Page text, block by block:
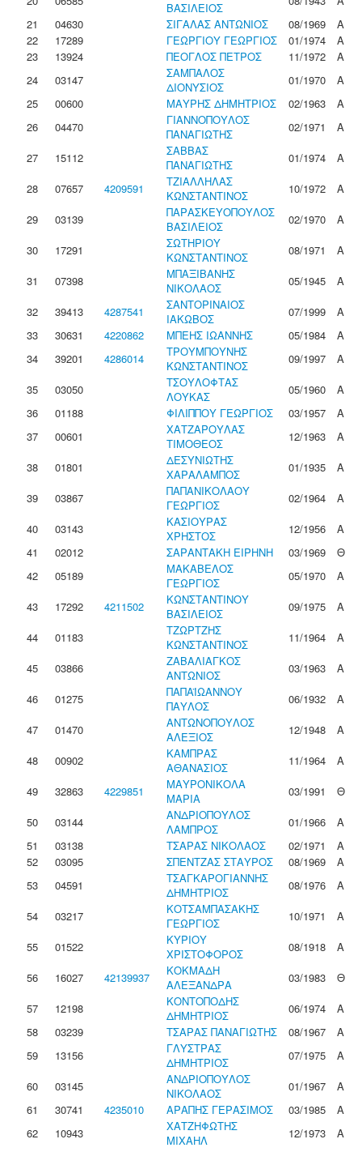
ΒΑΣΙΛΕΙΟΣ
21
04630 ΣΙΓΑΛΑΣ ΑΝΤΩΝΙΟΣ 08/1969
Α
22
17289 ΓΕΩΡΓΙΟΥ ΓΕΩΡΓΙΟΣ 01/1974
Α
23
13924 ΠΕΟΓΛΟΣ ΠΕΤΡΟΣ 11/1972
Α
24
03147
ΣΑΜΠΑΛΟΣ
ΔΙΟΝΥΣΙΟΣ
01/1970
Α
25
00600 ΜΑΥΡΗΣ ΔΗΜΗΤΡΙΟΣ 02/1963
Α
26
04470
ΓΙΑΝΝΟΠΟΥΛΟΣ
ΠΑΝΑΓΙΩΤΗΣ
02/1971
Α
27
15112
ΣΑΒΒΑΣ
ΠΑΝΑΓΙΩΤΗΣ
01/1974
Α
28
07657 4209591
ΤΖΙΑΛΛΗΛΑΣ
ΚΩΝΣΤΑΝΤΙΝΟΣ
10/1972
Α
29
03139
ΠΑΡΑΣΚΕΥΟΠΟΥΛΟΣ
ΒΑΣΙΛΕΙΟΣ
02/1970
Α
30
17291
ΣΩΤΗΡΙΟΥ
ΚΩΝΣΤΑΝΤΙΝΟΣ
08/1971
Α
31
07398
ΜΠΑΞΙΒΑΝΗΣ
ΝΙΚΟΛΑΟΣ
05/1945
Α
32
39413 4287541
ΣΑΝΤΟΡΙΝΑΙΟΣ
ΙΑΚΩΒΟΣ
07/1999
Α
33
30631 4220862 ΜΠΕΗΣ ΙΩΑΝΝΗΣ 05/1984
Α
34
39201 4286014
ΤΡΟΥΜΠΟΥΝΗΣ
ΚΩΝΣΤΑΝΤΙΝΟΣ
09/1997
Α
35
03050
ΤΣΟΥΛΟΦΤΑΣ
ΛΟΥΚΑΣ
05/1960
Α
36
01188 ΦΙΛΙΠΠΟΥ ΓΕΩΡΓΙΟΣ 03/1957
Α
37
00601
ΧΑΤΖΑΡΟΥΛΑΣ
ΤΙΜΟΘΕΟΣ
12/1963
Α
38
01801
ΔΕΣΥΝΙΩΤΗΣ
ΧΑΡΑΛΑΜΠΟΣ
01/1935
Α
39
03867
ΠΑΠΑΝΙΚΟΛΑΟΥ
ΓΕΩΡΓΙΟΣ
02/1964
Α
40
03143
ΚΑΣΙΟΥΡΑΣ
ΧΡΗΣΤΟΣ
12/1956
Α
41
02012 ΣΑΡΑΝΤΑΚΗ ΕΙΡΗΝΗ 03/1969
Θ
42
05189
ΜΑΚΑΒΕΛΟΣ
ΓΕΩΡΓΙΟΣ
05/1970
Α
43
17292 4211502
ΚΩΝΣΤΑΝΤΙΝΟΥ
ΒΑΣΙΛΕΙΟΣ
09/1975
Α
44
01183
ΤΖΩΡΤΖΗΣ
ΚΩΝΣΤΑΝΤΙΝΟΣ
11/1964
Α
45
03866
ΖΑΒΑΛΙΑΓΚΟΣ
ΑΝΤΩΝΙΟΣ
03/1963
Α
46
01275
ΠΑΠΑΪΩΑΝΝΟΥ
ΠΑΥΛΟΣ
06/1932
Α
47
01470
ΑΝΤΩΝΟΠΟΥΛΟΣ
ΑΛΕΞΙΟΣ
12/1948
Α
48
00902
ΚΑΜΠΡΑΣ
ΑΘΑΝΑΣΙΟΣ
11/1964
Α
49
32863 4229851
ΜΑΥΡΟΝΙΚΟΛΑ
ΜΑΡΙΑ
03/1991
Θ
50
03144
ΑΝΔΡΙΟΠΟΥΛΟΣ
ΛΑΜΠΡΟΣ
01/1966
Α
51
03138 ΤΣΑΡΑΣ ΝΙΚΟΛΑΟΣ 02/1971
Α
52
03095 ΣΠΕΝΤΖΑΣ ΣΤΑΥΡΟΣ 08/1969
Α
53
04591
ΤΣΑΓΚΑΡΟΓΙΑΝΝΗΣ
ΔΗΜΗΤΡΙΟΣ
08/1976
Α
54
03217
ΚΟΤΣΑΜΠΑΣΑΚΗΣ
ΓΕΩΡΓΙΟΣ
10/1971
Α
55
01522
ΚΥΡΙΟΥ
ΧΡΙΣΤΟΦΟΡΟΣ
08/1918
Α
56
16027 42139937
ΚΟΚΜΑΔΗ
ΑΛΕΞΑΝΔΡΑ
03/1983
Θ
57
12198
ΚΟΝΤΟΠΟΔΗΣ
ΔΗΜΗΤΡΙΟΣ
06/1974
Α
58
03239 ΤΣΑΡΑΣ ΠΑΝΑΓΙΩΤΗΣ 08/1967
Α
59
13156
ΓΛΥΣΤΡΑΣ
ΔΗΜΗΤΡΙΟΣ
07/1975
Α
60
03145
ΑΝΔΡΙΟΠΟΥΛΟΣ
ΝΙΚΟΛΑΟΣ
01/1967
Α
61
30741 4235010 ΑΡΑΠΗΣ ΓΕΡΑΣΙΜΟΣ 03/1985
Α
62
10943
ΧΑΤΖΗΦΩΤΗΣ
ΜΙΧΑΗΛ
12/1973
Α